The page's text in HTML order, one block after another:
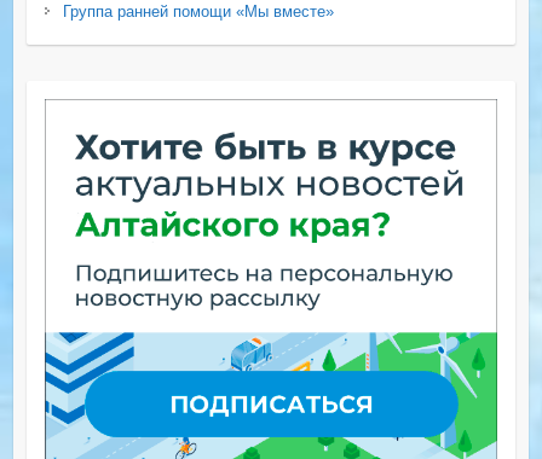
Группа ранней помощи «Мы вместе»